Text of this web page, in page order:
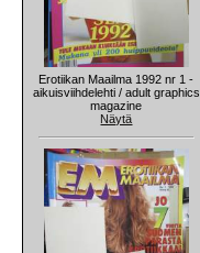
Erotiikan Maailma 1992 nr 1 -
aikuisviihdelehti / adult graphics
magazine
Näytä